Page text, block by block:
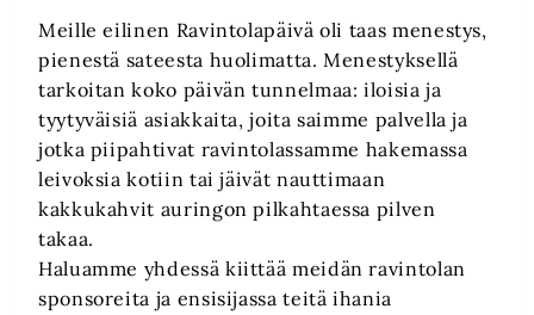
Meille eilinen Ravintolapäivä oli taas menestys,
pienestä sateesta huolimatta. Menestyksellä
tarkoitan koko päivän tunnelmaa: iloisia ja
tyytyväisiä asiakkaita, joita saimme palvella ja
jotka piipahtivat ravintolassamme hakemassa
leivoksia kotiin tai jäivät nauttimaan
kakkukahvit auringon pilkahtaessa pilven
takaa.
Haluamme yhdessä kiittää meidän ravintolan
sponsoreita ja ensisijassa teitä ihania